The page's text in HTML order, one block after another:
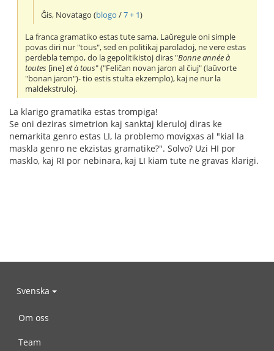
Ĝis, Novatago (blogo /7 + 1)
La franca gramatiko estas tute sama. Laŭregule oni simple
povas diri nur "tous", sed en politikaj paroladoj, ne vere estas
perdebla tempo, do la gepolitikistoj diras "Bonne année à
toutes [ine]et à tous" ("Feliĉan novan jaron al ĉiuj" (laŭvorte
"bonan jaron")- tio estis stulta ekzemplo), kaj ne nur la
maldekstruloj.
La klarigo gramatika estas trompiga!
Se oni deziras simetrion kaj sanktaj kleruloj diras ke
nemarkita genro estas LI, la problemo movigxas al "kial la
maskla genro ne ekzistas gramatike?". Solvo? Uzi HI por
masklo, kaj RI por nebinara, kaj LI kiam tute ne gravas klarigi.
Svenska
Om oss
Team